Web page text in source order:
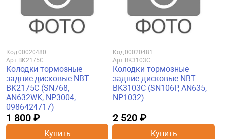
Код00020480
Арт. BK2175C
Колодки тормозные
задние дисковые NBT
BK2175C (SN768,
AN632WK, NP3004,
0986424717)
1 800 ₽
Купить
Код00020481
Арт. BK3103C
Колодки тормозные
задние дисковые NBT
BK3103C (SN106P, AN635,
NP1032)
2 520 ₽
Купить